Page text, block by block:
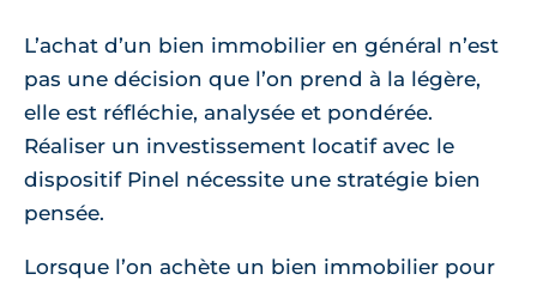
L’achat d’un bien immobilier en général n’est
pas une décision que l’on prend à la légère,
elle est réfléchie, analysée et pondérée.
Réaliser un investissement locatif avec le
dispositif Pinel nécessite une stratégie bien
pensée.
Lorsque l’on achète un bien immobilier pour